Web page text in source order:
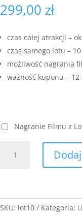
299,00 zł
czas całej atrakcji –
czas samego lotu –
możliwość nagrania
ważność kuponu –
Nagranie Filmu z
MINI
-SKU: lot10 Kategoria: